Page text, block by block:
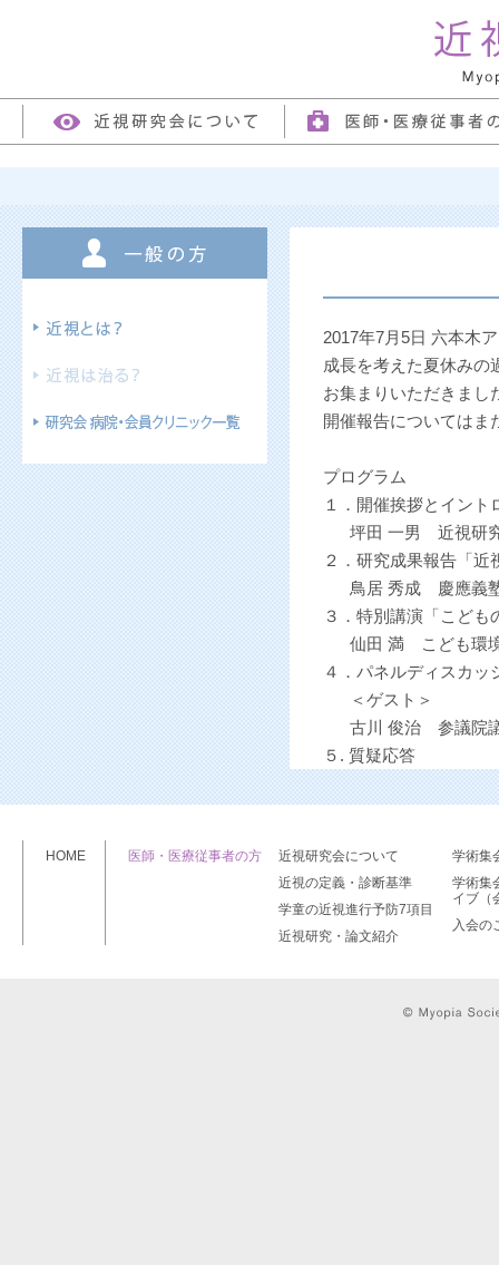
2017年7月5日 六本木
成長を考えた夏休みの
お集まりいただきまし
開催報告についてはま
プログラム
１．開催挨拶とイン
坪田 一男 近視研究
２．研究成果報告「
鳥居 秀成 慶應義塾
３．特別講演「こど
仙田 満 こども環境
４．パネルディスカ
＜ゲスト＞
古川 俊治 参議院
５. 質疑応答
HOME 医師・医療従事者の方
近視研究会について
近視の定義・診断基準
学童の近視進行予防7項目
近視研究・論文紹介
学術集
学術集
イブ（
入会の